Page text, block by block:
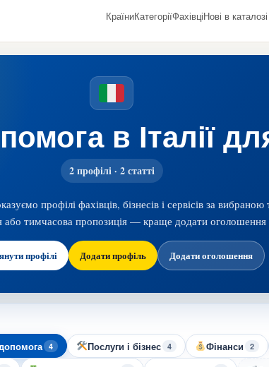
КраїниКатегоріїФахівціНові в каталозі
в Італії
2 профілі · 2 статті
профілі фахівців, бізнесів і сервісів за
або тимчасова пропозиція — краще додати оголошення
профілі Додати профіль Додати оголошення
4 Послуги і бізнес 4 Фінанси 2